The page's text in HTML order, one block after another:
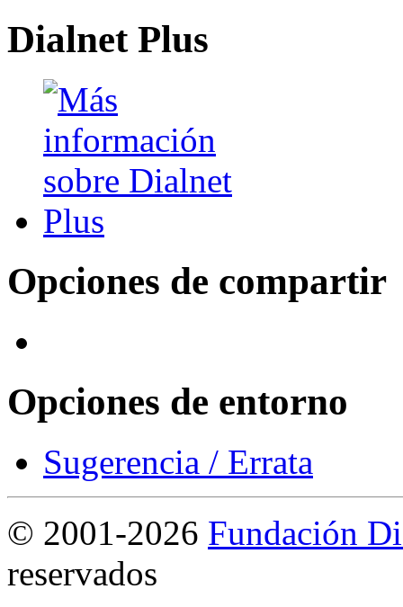
Dialnet Plus
Opciones de compartir
Opciones de entorno
Sugerencia / Errata
© 2001-2026 Fundación
reservados